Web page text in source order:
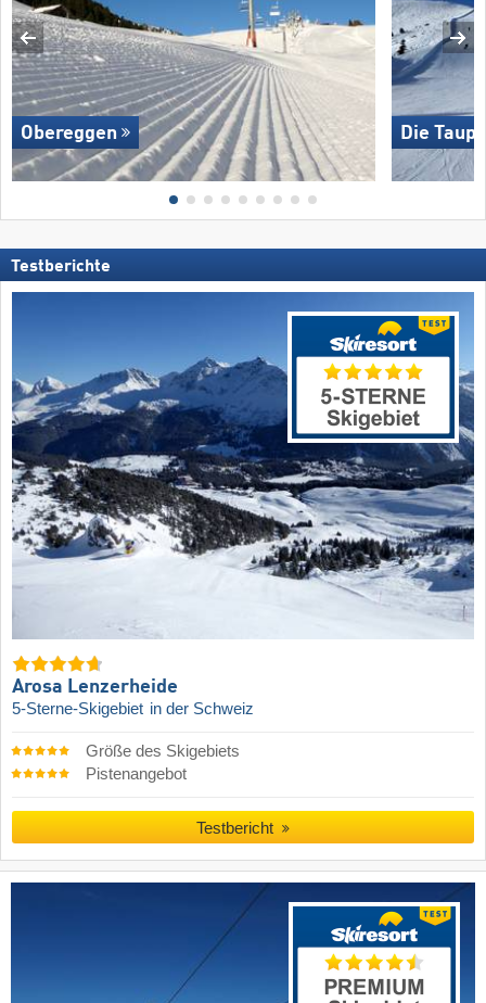
Obereggen Die
Testberichte
Arosa Lenzerheide
5-Sterne-Skigebiet in der Schweiz
Größe des Skigebiets
Pistenangebot
Testbericht